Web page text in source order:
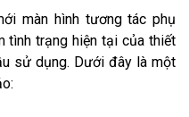
màn hình tương tác phụ
tình trạng hiện tại của thiết
sử dụng. Dưới đây là một